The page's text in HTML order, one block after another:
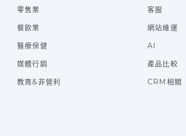
零售業
餐飲業
醫療保健
媒體行銷
教育&非營利
客服
網站維運
AI
產品比較
CRM相關